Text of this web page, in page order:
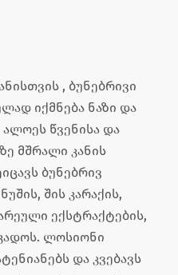
, ბუნებრივი
იქმნება ნაზი და
ალოეს წვენისა და
მშრალი კანის
ბუნებრივ
შის კარაქის,
ექსტრაქტების,
ლოსიონი
და კვებავს